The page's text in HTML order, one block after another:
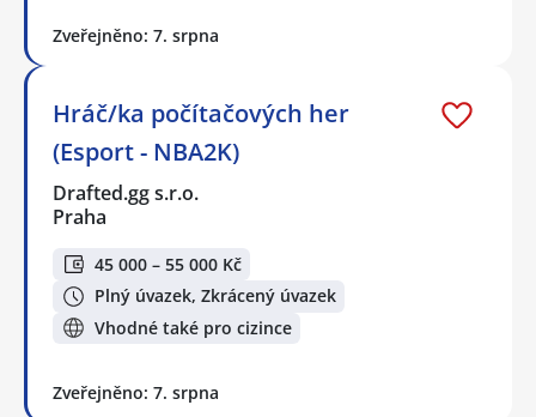
Zveřejněno: 7. srpna
Hráč/ka počítačových her
(Esport - NBA2K)
Drafted.gg s.r.o.
Praha
45 000 – 55 000 Kč
Plný úvazek, Zkrácený úvazek
Vhodné také pro cizince
Zveřejněno: 7. srpna